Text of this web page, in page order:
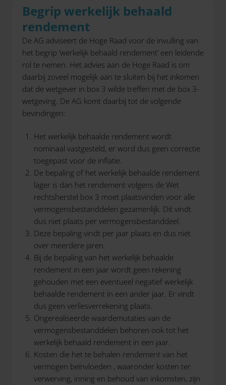
Begrip werkelijk behaald
rendement
De AG adviseert de Hoge Raad voor de invulling van
het begrip ‘werkelijk behaald rendement’ een leidende
rol te nemen. Het advies aan de Hoge Raad is om
daarbij zoveel mogelijk aan te sluiten bij het inkomen
dat de wetgever in box 3 wilde treffen met de box 3-
wetgeving. De AG komt daarbij tot de volgende
bevindingen:
Het werkelijk behaalde rendement wordt
nominaal vastgesteld, er word dus geen correctie
toegepast voor de inflatie.
De bepaling of het werkelijk behaalde rendement
lager is dan het rendement volgens de Wet
rechtsherstel box 3 moet plaatsvinden voor alle
vermogensbestanddelen gezamenlijk. Dit vindt
dus niet plaats per vermogensbestanddeel.
Deze bepaling vindt per jaar plaats en dus niet
over meerdere jaren.
Bij de bepaling van het werkelijk behaalde
rendement in een jaar wordt geen rekening
gehouden met een eventueel negatief werkelijk
behaalde rendement in een ander jaar. Er vindt
dus geen verliesverrekening plaats.
Ongerealiseerde waardemutaties van de
vermogensbestanddelen behoren ook tot het
werkelijk behaald rendement in een jaar.
Kosten die het te behalen rendement van het
vermogen beïnvloeden , waaronder kosten ter
verwerving, inning en behoud van inkomsten, zijn